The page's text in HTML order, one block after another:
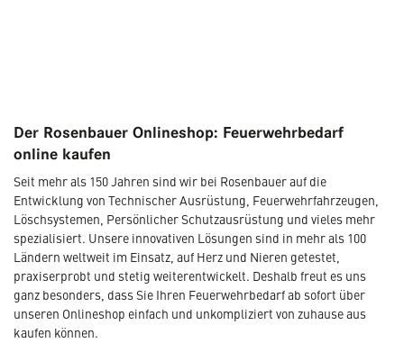
Der Rosenbauer Onlineshop: Feuerwehrbedarf
online kaufen
Seit mehr als 150 Jahren sind wir bei Rosenbauer auf die
Entwicklung von Technischer Ausrüstung, Feuerwehrfahrzeugen,
Löschsystemen, Persönlicher Schutzausrüstung und vieles mehr
spezialisiert. Unsere innovativen Lösungen sind in mehr als 100
Ländern weltweit im Einsatz, auf Herz und Nieren getestet,
praxiserprobt und stetig weiterentwickelt. Deshalb freut es uns
ganz besonders, dass Sie Ihren Feuerwehrbedarf ab sofort über
unseren Onlineshop einfach und unkompliziert von zuhause aus
kaufen können.